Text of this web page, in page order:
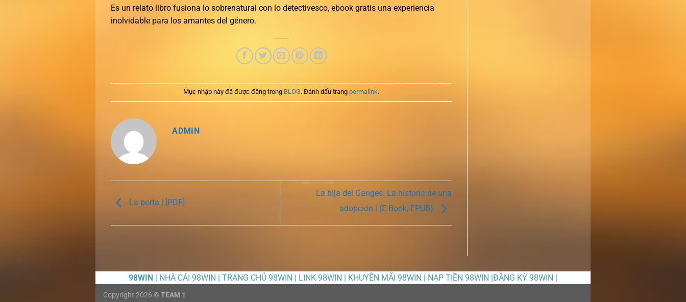
Es un relato libro fusiona lo sobrenatural con lo detectivesco, ebook gratis una experiencia
inolvidable para los amantes del género.
Mục nhập này đã được đăng trong BLOG. Đánh dấu trang permalink.
ADMIN
La porta | [PDF]
La hija del Ganges: La historia de una
adopción | (E-Book, EPUB)
98WIN | NHÀ CÁI 98WIN | TRANG CHỦ 98WIN | LINK 98WIN | KHUYỄN MÃI 98WIN | NẠP TIỀN 98WIN |ĐĂNG KÝ 98WIN |
Copyright 2026 © TEAM 1